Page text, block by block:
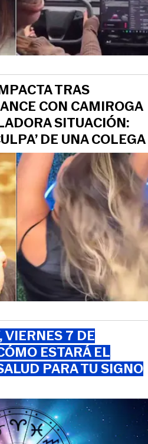
TRAS
CON CAMIROGA
SITUACIÓN:
DE UNA COLEGA
VIERNES 7 DE
ESTARÁ EL
PARA TU SIGNO